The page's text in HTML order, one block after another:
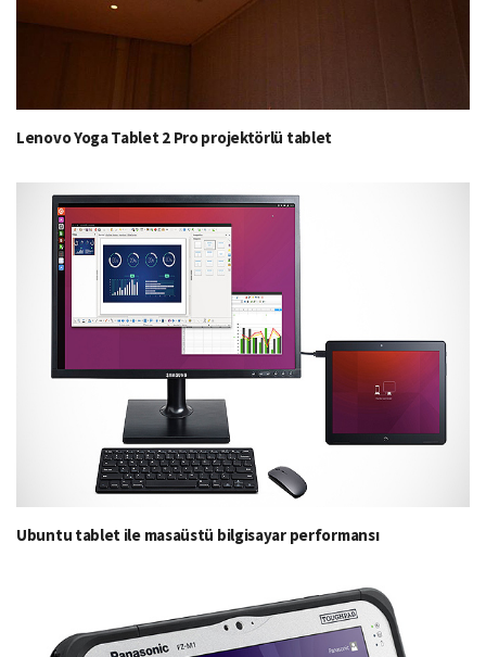
Lenovo Yoga Tablet 2 Pro projektörlü tablet
Ubuntu tablet ile masaüstü bilgisayar performansı